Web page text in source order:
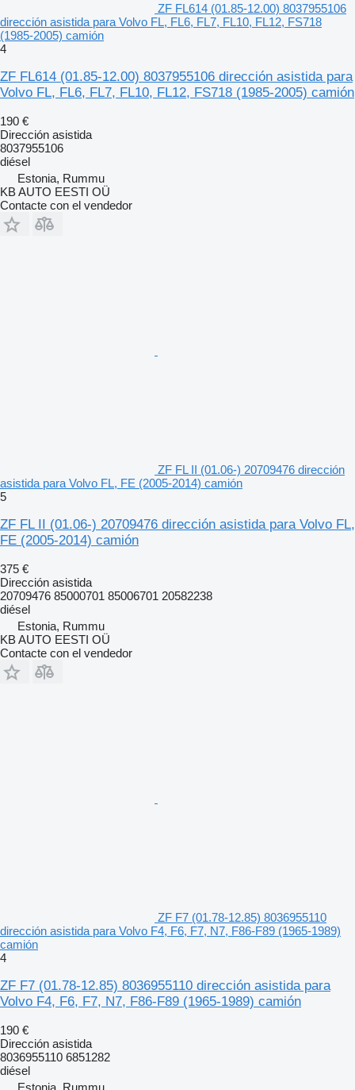
ZF FL614 (01.85-12.00) 8037955106
dirección asistida para Volvo FL, FL6, FL7, FL10, FL12, FS718
(1985-2005) camión
4
ZF FL614 (01.85-12.00) 8037955106 dirección asistida para
Volvo FL, FL6, FL7, FL10, FL12, FS718 (1985-2005) camión
190 €
Dirección asistida
8037955106
diésel
Estonia, Rummu
KB AUTO EESTI OÜ
Contacte con el vendedor
ZF FL II (01.06-) 20709476 dirección
asistida para Volvo FL, FE (2005-2014) camión
5
ZF FL II (01.06-) 20709476 dirección asistida para Volvo FL,
FE (2005-2014) camión
375 €
Dirección asistida
20709476 85000701 85006701 20582238
diésel
Estonia, Rummu
KB AUTO EESTI OÜ
Contacte con el vendedor
ZF F7 (01.78-12.85) 8036955110
dirección asistida para Volvo F4, F6, F7, N7, F86-F89 (1965-1989)
camión
4
ZF F7 (01.78-12.85) 8036955110 dirección asistida para
Volvo F4, F6, F7, N7, F86-F89 (1965-1989) camión
190 €
Dirección asistida
8036955110 6851282
diésel
Estonia, Rummu